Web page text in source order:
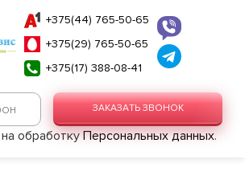
+375(44) 765-50-65
+375(29) 765-50-65
+375(17) 388-08-41
ЗАКАЗАТЬ ЗВОНОК
обработкуПерсональных данных.